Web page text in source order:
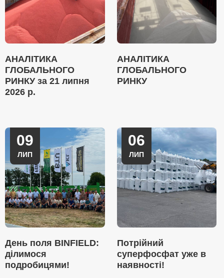
АНАЛІТИКА
ГЛОБАЛЬНОГО
РИНКУ за 21 липня
2026 р.
АНАЛІТИКА
ГЛОБАЛЬНОГО
РИНКУ
09
ЛИП
День поля BINFIELD:
ділимося
подробицями!
06
ЛИП
Потрійний
суперфосфат уже в
наявності!